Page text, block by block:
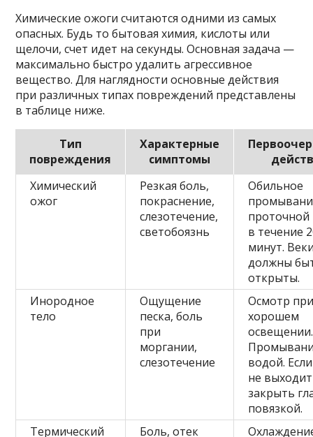
Химические ожоги считаются одними из самых
опасных. Будь то бытовая химия, кислоты или
щелочи, счет идет на секунды. Основная задача —
максимально быстро удалить агрессивное
вещество. Для наглядности основные действия
при различных типах повреждений представлены
в таблице ниже.
Тип
повреждения
Характерные
симптомы
Химический
ожог
Резкая боль,
покраснение,
слезотечение,
светобоязнь
Обильное
в течение
минут.
должны
открыты.
Инородное
тело
Ощущение
песка, боль
при
моргании,
слезотечение
Осмотр
хорошем
освещении.
водой.
не
закрыть
повязкой.
Термический
Боль, отек